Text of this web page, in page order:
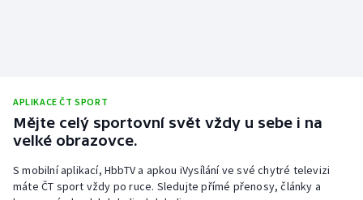
Ostatní
APLIKACE ČT SPORT
Mějte celý sportovní svět vždy u sebe i na
velké obrazovce.
S mobilní aplikací, HbbTV a apkou iVysílání ve své chytré televizi
máte ČT sport vždy po ruce. Sledujte přímé přenosy, články a